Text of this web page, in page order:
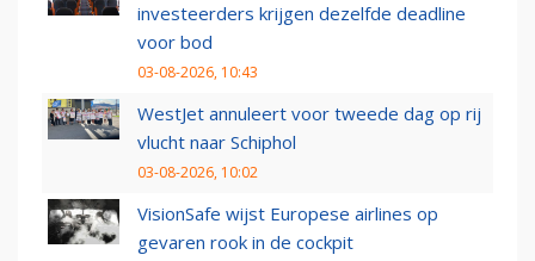
investeerders krijgen dezelfde deadline
voor bod
03-08-2026, 10:43
WestJet annuleert voor tweede dag op rij
vlucht naar Schiphol
03-08-2026, 10:02
VisionSafe wijst Europese airlines op
gevaren rook in de cockpit